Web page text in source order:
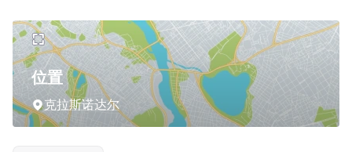
位置
克拉斯诺达尔